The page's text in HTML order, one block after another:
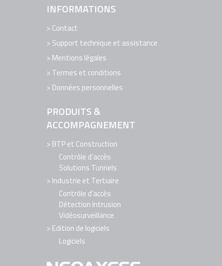
INFORMATIONS
Contact
Support technique et assistance
Mentions légales
Termes et conditions
Données personnelles
PRODUITS &
ACCOMPAGNEMENT
BTP et Construction
Contrôle d’accès
Solutions Tunnels
Industrie et Tertiaire
Contrôle d’accès
Détection Intrusion
Vidéosurveillance
Edition de logiciels
Logiciels